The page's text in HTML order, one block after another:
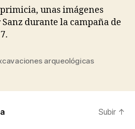
unas imágenes
durante la campaña de
arqueológicas
Subir ↑